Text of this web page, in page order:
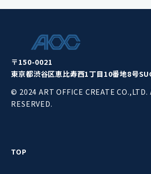
〒150-0021
東京都渋谷区恵比寿西1丁目10番地8号
© 2024 ART OFFICE CREATE CO.,LTD.
RESERVED.
TOP